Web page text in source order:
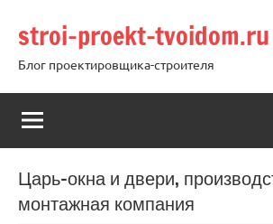
содержимому
stroi-proekt-tvoidom.ru
Блог проектировщика-строителя
Царь-окна и двери,
монтажная компания